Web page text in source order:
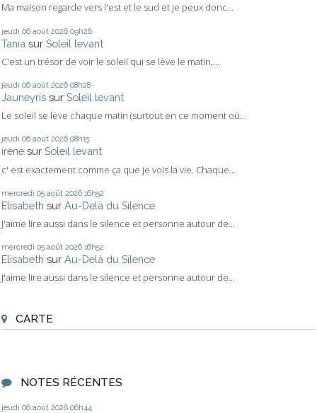
Ma maison regarde vers l'est et le sud et je peux donc...
jeudi 06 août 2026 09h26
Tania sur Soleil levant
C'est un trésor de voir le soleil qui se lève le matin,...
jeudi 06 août 2026 08h28
Jauneyris sur Soleil levant
Le soleil se lève chaque matin (surtout en ce moment où...
jeudi 06 août 2026 08h15
irène sur Soleil levant
c' est exactement comme ça que je vois la vie. Chaque...
mercredi 05 août 2026 16h52
Elisabeth sur Au-Delà du Silence
J'aime lire aussi dans le silence et personne autour de...
mercredi 05 août 2026 16h52
Elisabeth sur Au-Delà du Silence
J'aime lire aussi dans le silence et personne autour de...
CARTE
NOTES RÉCENTES
jeudi 06 août 2026 06h44